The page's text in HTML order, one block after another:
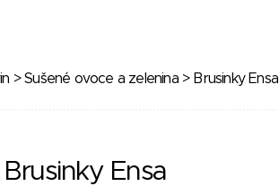
>Sušené ovoce a zelenina> Brusinky Ensa
Brusinky Ensa